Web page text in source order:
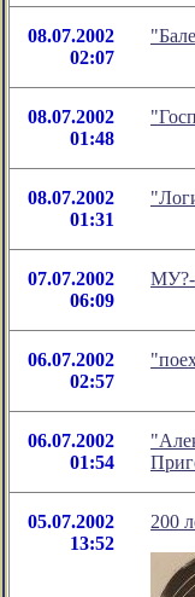
08.07.2002
02:07
08.07.2002
01:48
08.07.2002
01:31
07.07.2002
06:09
06.07.2002
02:57
06.07.2002
01:54
05.07.2002
13:52
200